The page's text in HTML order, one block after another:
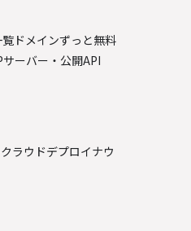
ドメインずっと無料
サーバー・公開API
ラウドデプロイナウ